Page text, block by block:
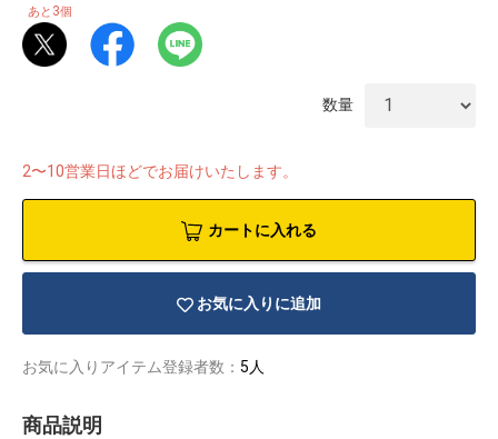
あと 3個
数量
2〜10営業日ほどでお届けいたします。
カートに入れる
お気に入りに追加
お気に入りアイテム登録者数： 5人
商品説明